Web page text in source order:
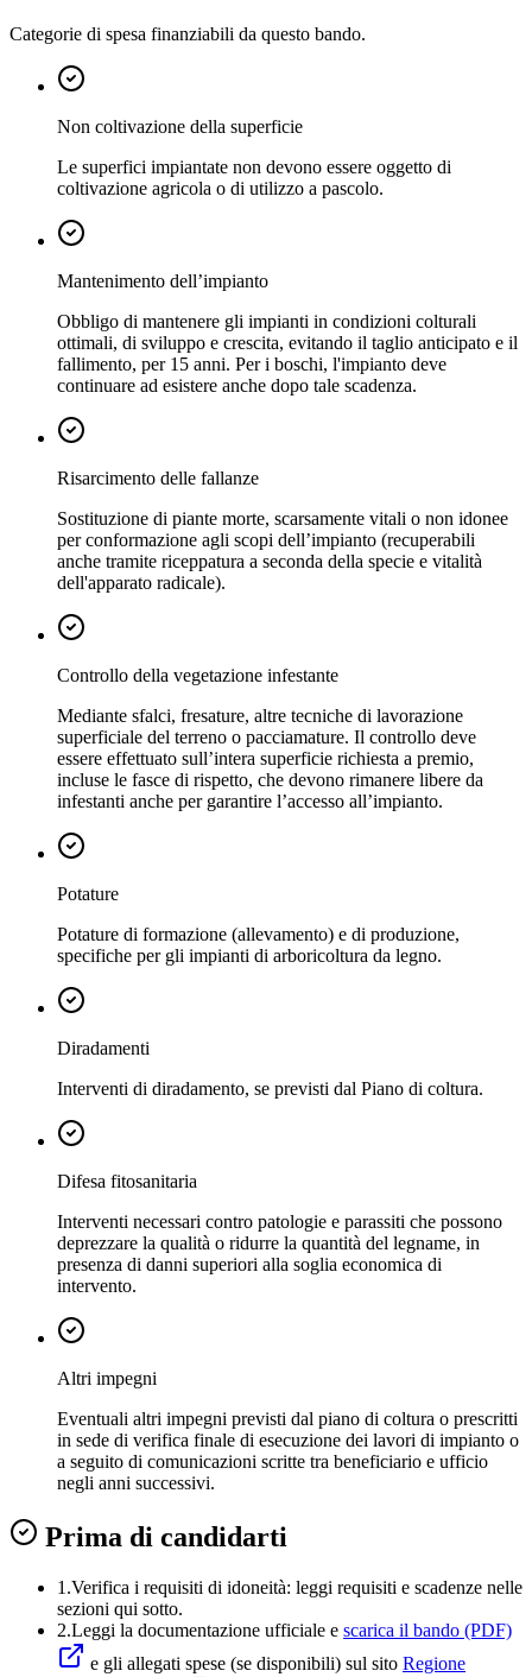
Categorie di spesa finanziabili da questo bando.
Non coltivazione della superficie
Le superfici impiantate non devono essere oggetto di
coltivazione agricola o di utilizzo a pascolo.
Mantenimento dell’impianto
Obbligo di mantenere gli impianti in condizioni colturali
ottimali, di sviluppo e crescita, evitando il taglio anticipato e il
fallimento, per 15 anni. Per i boschi, l'impianto deve
continuare ad esistere anche dopo tale scadenza.
Risarcimento delle fallanze
Sostituzione di piante morte, scarsamente vitali o non idonee
per conformazione agli scopi dell’impianto (recuperabili
anche tramite riceppatura a seconda della specie e vitalità
dell'apparato radicale).
Controllo della vegetazione infestante
Mediante sfalci, fresature, altre tecniche di lavorazione
superficiale del terreno o pacciamature. Il controllo deve
essere effettuato sull’intera superficie richiesta a premio,
incluse le fasce di rispetto, che devono rimanere libere da
infestanti anche per garantire l’accesso all’impianto.
Potature
Potature di formazione (allevamento) e di produzione,
specifiche per gli impianti di arboricoltura da legno.
Diradamenti
Interventi di diradamento, se previsti dal Piano di coltura.
Difesa fitosanitaria
Interventi necessari contro patologie e parassiti che possono
deprezzare la qualità o ridurre la quantità del legname, in
presenza di danni superiori alla soglia economica di
intervento.
Altri impegni
Eventuali altri impegni previsti dal piano di coltura o prescritti
in sede di verifica finale di esecuzione dei lavori di impianto o
a seguito di comunicazioni scritte tra beneficiario e ufficio
negli anni successivi.
Prima di candidarti
1.Verifica i requisiti di idoneità: leggi requisiti e scadenze nelle
sezioni qui sotto.
2.Leggi la documentazione ufficiale e scarica il bando (PDF)
e gli allegati spese (se disponibili) sul sito Regione